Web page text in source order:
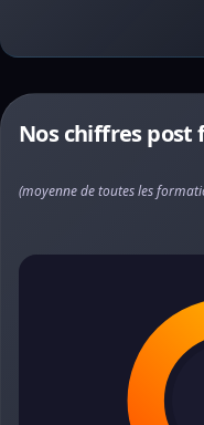
Nos chiffres
(moyenne de toutes les